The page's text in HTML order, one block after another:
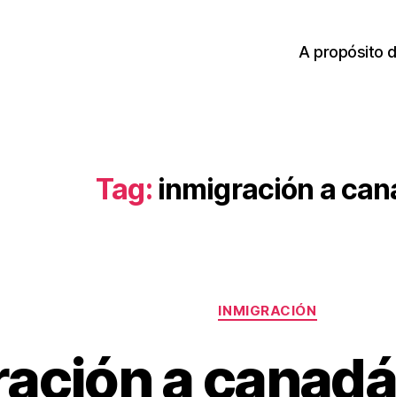
A propósito
Tag: inmigración a
Categories
INMIGRACIÓN
a